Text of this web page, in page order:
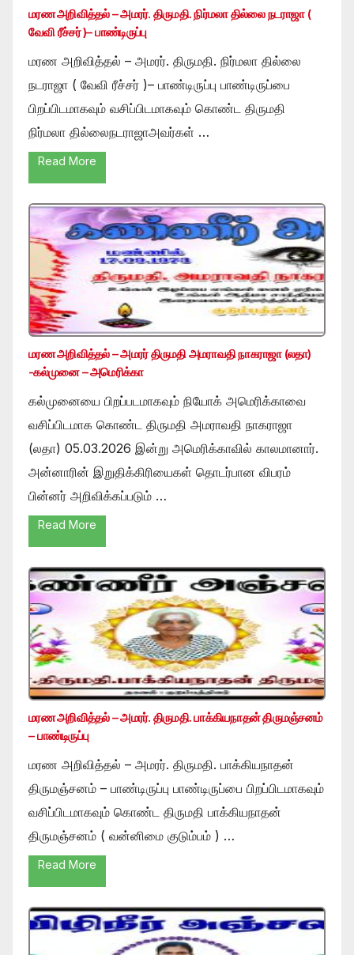
மரண அறிவித்தல் – அமரர். திருமதி. நிர்மலா தில்லை நடராஜா (
வேவி ரீச்சர் )– பாண்டிருப்பு
மரண அறிவித்தல் – அமரர். திருமதி. நிர்மலா தில்லை
நடராஜா ( வேவி ரீச்சர் )– பாண்டிருப்பு பாண்டிருப்பை
பிறப்பிடமாகவும் வசிப்பிடமாகவும் கொண்ட திருமதி
நிர்மலா தில்லைநடராஜாஅவர்கள் …
Read More
மரண அறிவித்தல் – அமரர் திருமதி அமராவதி நாகராஜா (லதா)
-கல்முனை – அமெரிக்கா
கல்முனையை பிறப்படமாகவும் நியோக் அமெரிக்காவை
வசிப்பிடமாக கொண்ட திருமதி அமராவதி நாகராஜா
(லதா) 05.03.2026 இன்று அமெரிக்காவில் காலமானார்.
அன்னாரின் இறுதிக்கிரியைகள் தொடர்பான விபரம்
பின்னர் அறிவிக்கப்படும் …
Read More
மரண அறிவித்தல் – அமரர். திருமதி. பாக்கியநாதன் திருமஞ்சனம்
– பாண்டிருப்பு
மரண அறிவித்தல் – அமரர். திருமதி. பாக்கியநாதன்
திருமஞ்சனம் – பாண்டிருப்பு பாண்டிருப்பை பிறப்பிடமாகவும்
வசிப்பிடமாகவும் கொண்ட திருமதி பாக்கியநாதன்
திருமஞ்சனம் ( வன்னிமை குடும்பம் ) …
Read More